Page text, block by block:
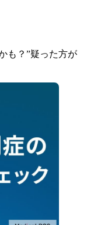
も？”疑った方が